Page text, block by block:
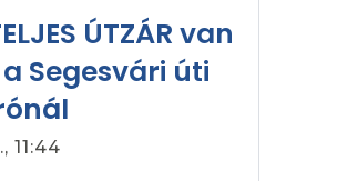
ÚTZÁR van
Segesvári úti
11:44